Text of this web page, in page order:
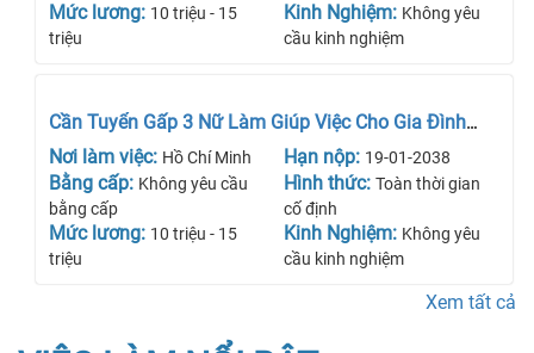
Mức lương: 10 triệu - 15
triệu
Kinh Nghiệm: Không yêu
cầu kinh nghiệm
Cần Tuyển Gấp 3 Nữ Làm Giúp Việc Cho Gia Đình
Mình
Nơi làm việc: Hồ Chí Minh
Bằng cấp: Không yêu cầu
bằng cấp
Mức lương: 10 triệu - 15
triệu
Hạn nộp: 19-01-2038
Hình thức: Toàn thời gian
cố định
Kinh Nghiệm: Không yêu
cầu kinh nghiệm
Xem tất cả